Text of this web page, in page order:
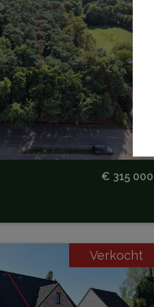
€ 315 000
bouwgrond van
m² met ideale
in Zoersel
Verkocht